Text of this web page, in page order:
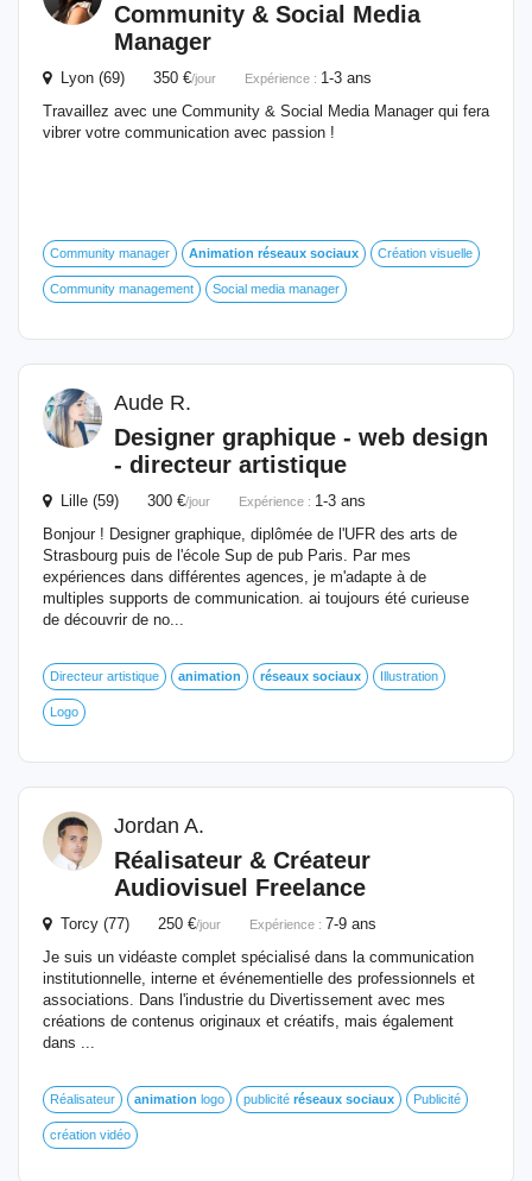
Community & Social Media
Manager
Lyon (69) 350 €/jour Expérience : 1-3 ans
Travaillez avec une Community & Social Media Manager qui fera
vibrer votre communication avec passion !
Community manager Animation réseaux sociaux Création visuelle
Community management Social media manager
Aude R.
Designer graphique - web design
- directeur artistique
Lille (59) 300 €/jour Expérience : 1-3 ans
Bonjour ! Designer graphique, diplômée de l'UFR des arts de
Strasbourg puis de l'école Sup de pub Paris. Par mes
expériences dans différentes agences, je m'adapte à de
multiples supports de communication. ai toujours été curieuse
de découvrir de no...
Directeur artistique animation réseaux sociaux Illustration
Logo
Jordan A.
Réalisateur & Créateur
Audiovisuel Freelance
Torcy (77) 250 €/jour Expérience : 7-9 ans
Je suis un vidéaste complet spécialisé dans la communication
institutionnelle, interne et événementielle des professionnels et
associations. Dans l'industrie du Divertissement avec mes
créations de contenus originaux et créatifs, mais également
dans ...
Réalisateur animation logo publicité réseaux sociaux Publicité
création vidéo